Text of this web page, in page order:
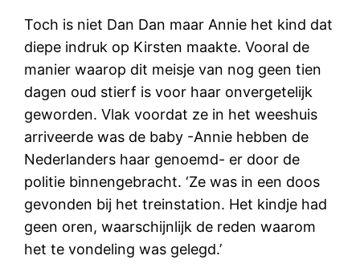
Toch is niet Dan Dan maar Annie het kind dat
diepe indruk op Kirsten maakte. Vooral de
manier waarop dit meisje van nog geen tien
dagen oud stierf is voor haar onvergetelijk
geworden. Vlak voordat ze in het weeshuis
arriveerde was de baby -Annie hebben de
Nederlanders haar genoemd- er door de
politie binnengebracht. ‘Ze was in een doos
gevonden bij het treinstation. Het kindje had
geen oren, waarschijnlijk de reden waarom
het te vondeling was gelegd.’